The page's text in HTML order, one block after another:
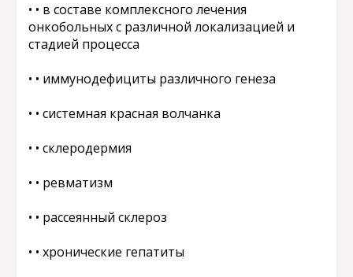
• • в составе комплексного лечения
онкобольных с различной локализацией и
стадией процесса
• • иммунодефициты различного генеза
• • системная красная волчанка
• • склеродермия
• • ревматизм
• • рассеянный склероз
• • хронические гепатиты